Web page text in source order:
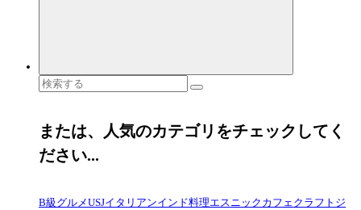
検
象:
または、人気のカテゴリをチェックしてく
ださい...
B級グルメUSJイタリアンインド料理エスニック カフェ クラフトジ